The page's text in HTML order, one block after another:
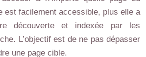
est facilement accessible, plus elle a
découverte et indexée par les
L’objectif est de ne pas dépasser
une page cible.